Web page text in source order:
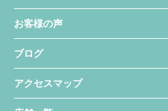
お客様の声
ブログ
アクセスマップ